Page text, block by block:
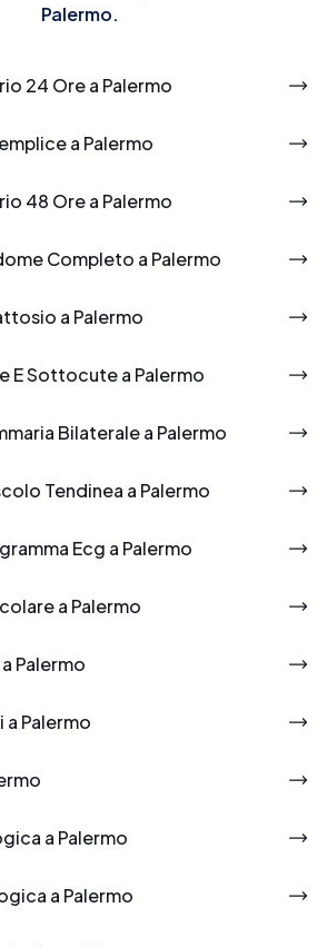
Palermo.
24 Ore a Palermo
a Palermo
48 Ore a Palermo
Completo a Palermo
a Palermo
E Sottocute a Palermo
Bilaterale a Palermo
Tendinea a Palermo
Ecg a Palermo
a Palermo
Palermo
a Palermo
a Palermo
a Palermo